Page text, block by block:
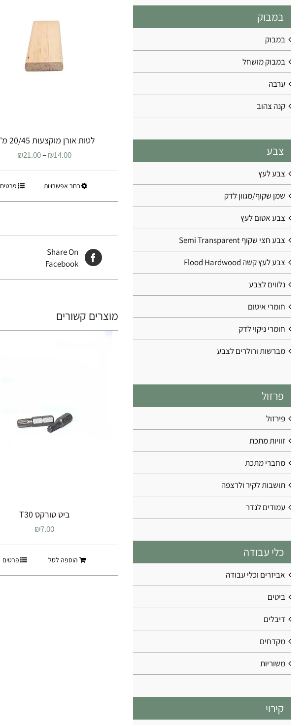
לטות אורן מוקצעות 20/45 מ"מ
₪14.00
–
₪21.00
עד
⁦₪21.00⁩
בחר אפשרויותלמוצר
זה
סוגים.
האפשרויות
פרטים
Share On
Facebook
מוצרים קשורים
ביט טורקס T30
₪7.00
הוספה לסל פרטים
במבוק
במבוק
במבוק מושחל
ערבה
קנה צהוב
צבע
צבע לעץ
שמן שקוף/מגוון לדק
צבע אטום לעץ
צבע חצי שקוף Semi Transparent
צבע לעץ קשה Flood Hardwood
נלווים לצבע
חומרי איטום
חומרי ניקוי לדק
מברשות ורולרים לצבע
פרזול
פירזול
זוויות מתכת
מחברי מתכת
תושבות לקיר ולרצפה
עמודים לגדר
כלי עבודה
אביזרים וכלי עבודה
ביטים
דיבלים
מקדחים
משוריות
קירוי